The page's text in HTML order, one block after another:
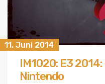
11. Juni 2014
IM1020: E3
Nintendo